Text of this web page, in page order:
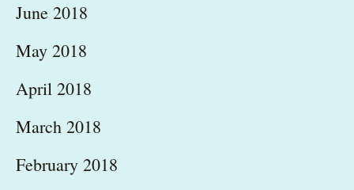
June 2018
May 2018
April 2018
March 2018
February 2018